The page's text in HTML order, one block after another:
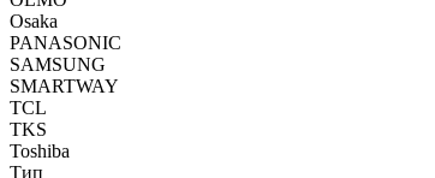
Osaka
PANASONIC
SAMSUNG
SMARTWAY
TCL
TKS
Toshiba
Тип